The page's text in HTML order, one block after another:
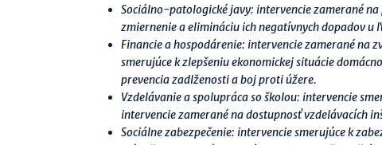
Sociálno-patologické javy: intervencie zamerané
zmiernenie a elimináciu ich negatívnych dopadov u
Financie a hospodárenie: intervencie zamerané na
smerujúce k zlepšeniu ekonomickej situácie
prevencia zadlženosti a boj proti úžere.
Vzdelávanie a spolupráca so školou: intervencie
intervencie zamerané na dostupnosť vzdelávacích
Sociálne zabezpečenie: intervencie smerujúce k